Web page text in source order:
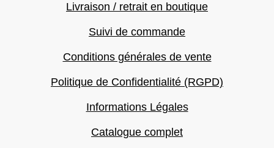
Livraison / retrait en boutique
Suivi de commande
Conditions générales de vente
Politique de Confidentialité (RGPD)
Informations Légales
Catalogue complet